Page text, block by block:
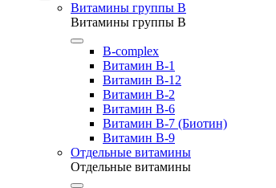
Витамины группы B
Витамины группы B
B-complex
Витамин B-1
Витамин B-12
Витамин B-2
Витамин B-6
Витамин B-7 (Биотин)
Витамин B-9
Отдельные витамины
Отдельные витамины